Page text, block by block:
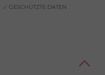
GESCHÜTZTE DATEN